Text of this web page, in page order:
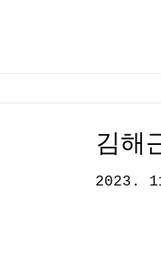
김해